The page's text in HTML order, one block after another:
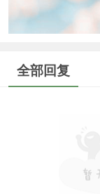
全部回复